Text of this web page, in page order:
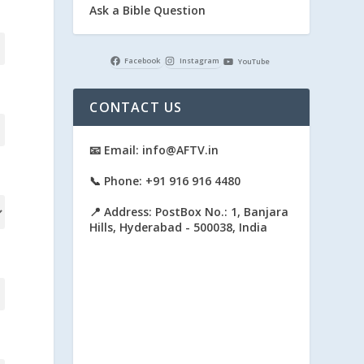
Ask a Bible Question
Facebook Instagram YouTube
CONTACT US
📧 Email: info@AFTV.in
📞 Phone: +91 916 916 4480
📍 Address: PostBox No.: 1, Banjara
Hills, Hyderabad - 500038, India